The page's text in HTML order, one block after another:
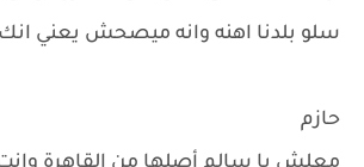
سلو بلدنا اهنه وانه ميصحش يعني
حازم